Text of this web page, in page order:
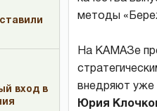
вход в
методы
На КАМАЗе
внедряют уже
Юрия